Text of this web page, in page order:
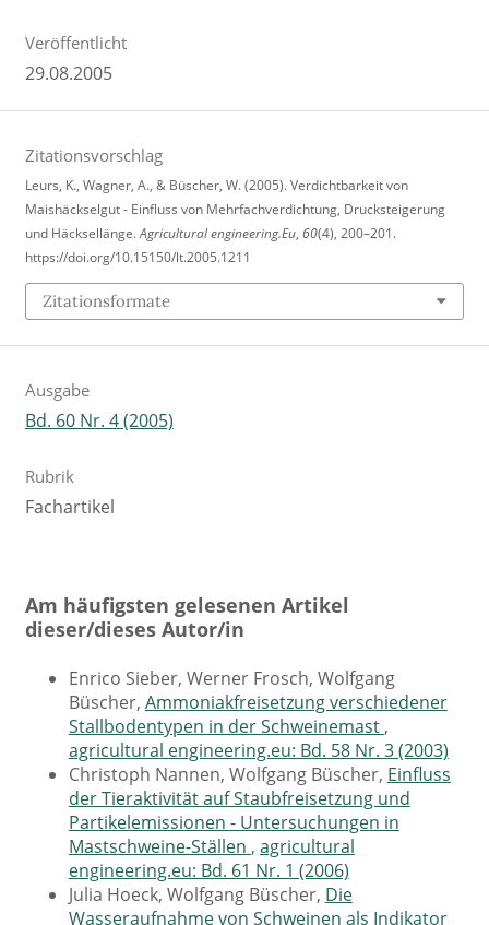
Veröffentlicht
29.08.2005
Zitationsvorschlag
Leurs, K., Wagner, A., & Büscher, W. (2005). Verdichtbarkeit von
Maishäckselgut - Einfluss von Mehrfachverdichtung, Drucksteigerung
und Häcksellänge.Agricultural engineering.Eu, 60(4), 200–201.
https://doi.org/10.15150/lt.2005.1211
Zitationsformate
Ausgabe
Bd. 60 Nr. 4 (2005)
Rubrik
Fachartikel
Am häufigsten gelesenen Artikel
dieser/dieses Autor/in
Enrico Sieber, Werner Frosch, Wolfgang
Büscher, Ammoniakfreisetzung verschiedener
Stallbodentypen in der Schweinemast ,
agricultural engineering.eu: Bd. 58 Nr. 3 (2003)
Christoph Nannen, Wolfgang Büscher, Einfluss
der Tieraktivität auf Staubfreisetzung und
Partikelemissionen - Untersuchungen in
Mastschweine-Ställen , agricultural
engineering.eu: Bd. 61 Nr. 1 (2006)
Julia Hoeck, Wolfgang Büscher, Die
Wasseraufnahme von Schweinen als Indikator